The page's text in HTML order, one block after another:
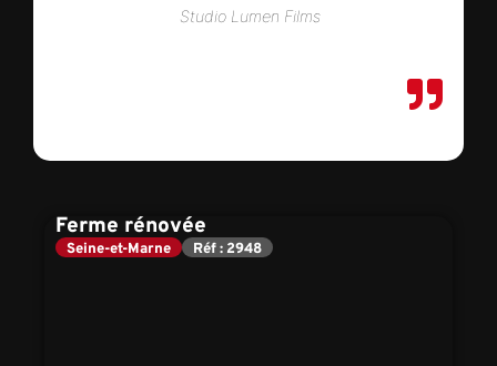
Studio Lumen Films
Ferme rénovée
Seine-et-Marne Réf : 2948